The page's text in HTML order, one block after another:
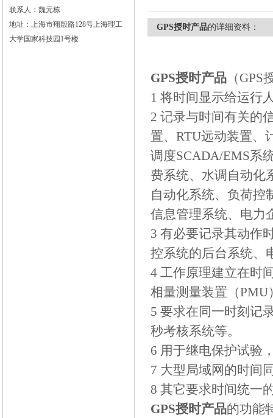
联系人：魏元栋
地址：上海市翔殷路128号上海理工
大学国家科技园1号楼
GPS授时产品的详细资料：
GPS授时产品 （GPS
1 将时间显示给运行
2 记录与时间有关的
置、 RTU远动装置、
调度SCADA/EMS系
费系统、水调自动化
自动化系统、负荷控
信息管理系统、电力
3 有必要记录其动作
控系统的后台系统、
4 工作原理建立在时
相量测量装置（PMU
5 要求在同一时刻记
秒考核系统等。
6 用于继电保护试验
7 大型局域网的时间
8 其它要求时间统一
GPS授时产品的功能